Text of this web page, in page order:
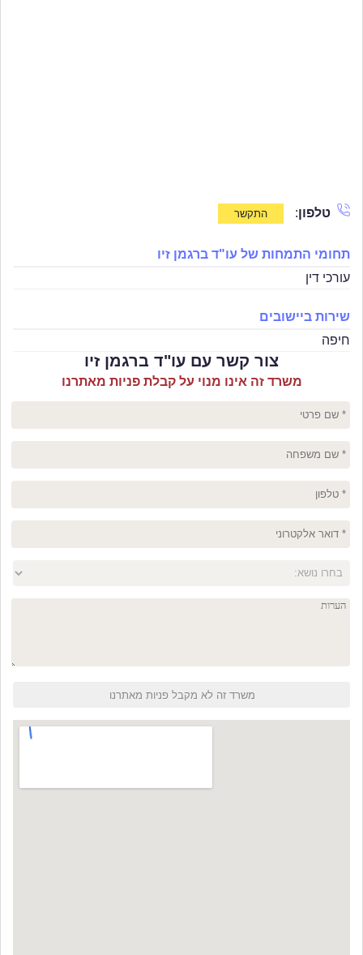
טלפון:
תחומי התמחות של עו"ד ברגמן זיו
עורכי דין
שירות ביישובים
חיפה
צור קשר עם עו"ד ברגמן זיו
משרד זה אינו מנוי על קבלת פניות מאתרנו